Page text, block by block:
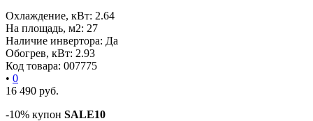
Охлаждение, кВт: 2.64
На площадь, м2: 27
Наличие инвертора: Да
Обогрев, кВт: 2.93
Код товара: 007775
• 0
16 490 руб.
-10% купон SALE10